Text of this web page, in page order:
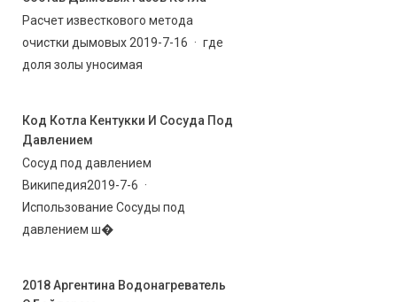
Расчет известкового метода
очистки дымовых 2019-7-16 · где
доля золы уносимая
Код Котла Кентукки И Сосуда Под
Давлением
Сосуд под давлением
Википедия2019-7-6 ·
Использование Сосуды под
давлением ш�
2018 Аргентина Водонагреватель